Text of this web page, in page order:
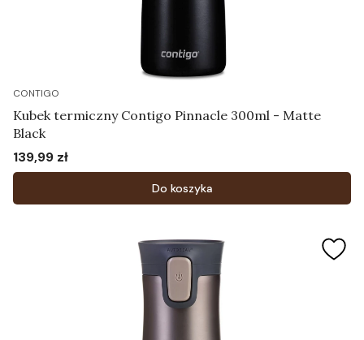
CONTIGO
Kubek termiczny Contigo Pinnacle 300ml - Matte
Black
Cena
139,99 zł
Do koszyka